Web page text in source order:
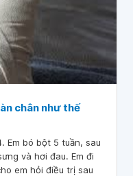
chân như thế
Em bó bột 5 tuần, sau
và hơi đau. Em đi
em hỏi điều trị sau